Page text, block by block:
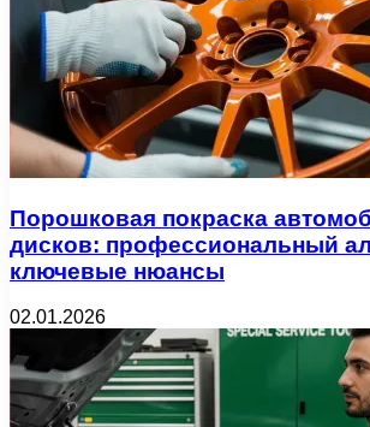
Порошковая покраска
дисков: профессиональный
ключевые нюансы
02.01.2026